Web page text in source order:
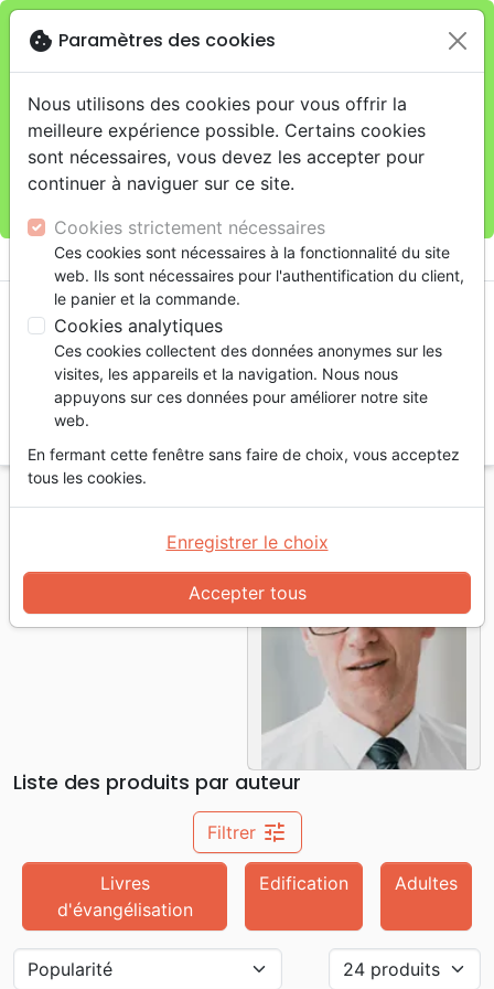
Je veux retirer ma commande au 11 rue de Rive,
Genèveclose
warningCette boutique en ligne est limitée au retrait en
magasin.
Pour les livraisons à domicile, veuillez passer vos
commandes sur la boutique La Maison de la Bible
shopping_cart
Accueil Auteurs Wäsch Markus
Markus Wäsch
Liste des produits par auteur
Filtrer tune
Livres
d'évangélisation
Edification Adultes
cookie Paramètres des cookies
Nous utilisons des cookies pour vous offrir la
meilleure expérience possible. Certains cookies
sont nécessaires, vous devez les accepter pour
continuer à naviguer sur ce site.
Cookies strictement nécessaires
Ces cookies sont nécessaires à la fonctionnalité du site
web. Ils sont nécessaires pour l'authentification du client,
le panier et la commande.
Cookies analytiques
Ces cookies collectent des données anonymes sur les
visites, les appareils et la navigation. Nous nous
appuyons sur ces données pour améliorer notre site
web.
En fermant cette fenêtre sans faire de choix, vous acceptez
tous les cookies.
Accepter tous
Enregistrer le choix